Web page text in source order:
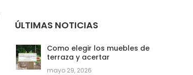
ÚLTIMAS NOTICIAS
Como elegir los muebles de
terraza y acertar
mayo 29, 2026